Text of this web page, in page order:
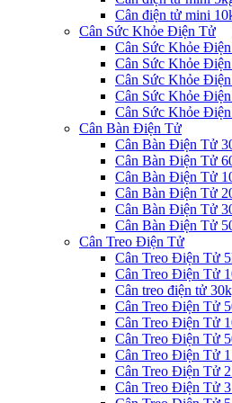
Cân điện tử mini
Cân Sức Khỏe Điện Tử
Cân Sức Khỏe
Cân Sức Khỏe
Cân Sức Khỏe
Cân Sức Khỏe
Cân Sức Khỏe
Cân Bàn Điện Tử
Cân Bàn Điện Tử
Cân Bàn Điện Tử
Cân Bàn Điện Tử
Cân Bàn Điện Tử
Cân Bàn Điện Tử
Cân Bàn Điện Tử
Cân Treo Điện Tử
Cân Treo Điện Tử
Cân Treo Điện Tử
Cân treo điện tử
Cân Treo Điện Tử
Cân Treo Điện Tử
Cân Treo Điện Tử
Cân Treo Điện Tử
Cân Treo Điện Tử
Cân Treo Điện Tử